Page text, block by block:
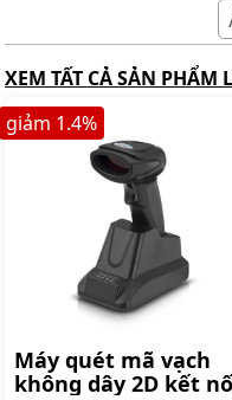
XEM TẤT CẢ SẢN PHẨM
Máy quét mã vạch
không dây 2D kết
giảm 1.4%